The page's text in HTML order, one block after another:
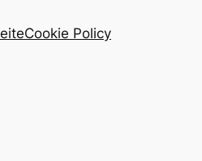
Cookie Policy